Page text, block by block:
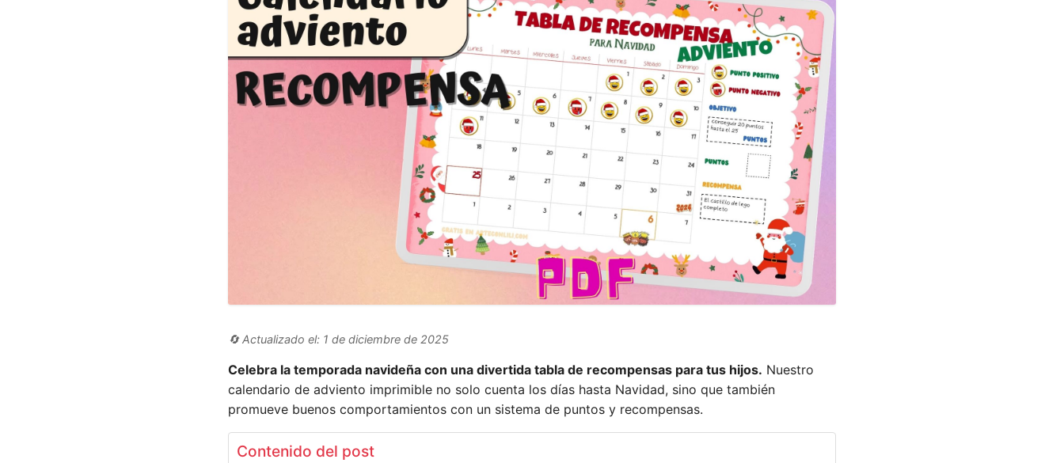
🔄 Actualizado el: 1 de diciembre de 2025
Celebra la temporada navideña con una divertida tabla de recompensas para tus hijos. Nuestro
calendario de adviento imprimible no solo cuenta los días hasta Navidad, sino que también
promueve buenos comportamientos con un sistema de puntos y recompensas.
Contenido del post